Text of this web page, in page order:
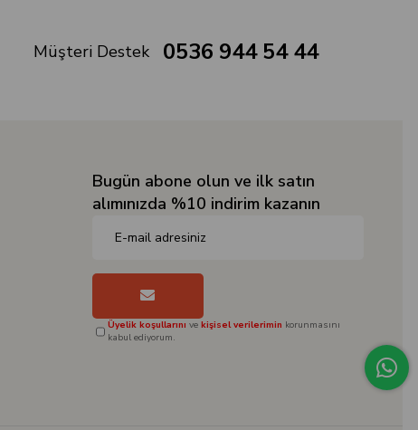
Müşteri Destek 0536 944 54 44
Bugün abone olun ve ilk satın
alımınızda %10 indirim kazanın
Üyelik koşullarını vekişisel verilerimin korunmasını
kabul ediyorum.